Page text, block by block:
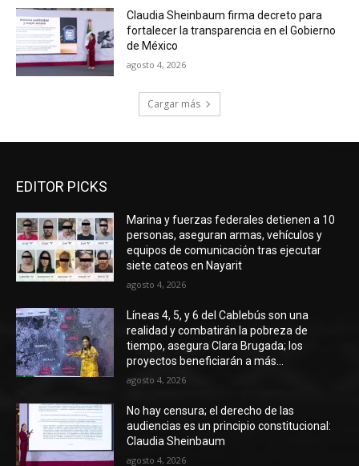
Claudia Sheinbaum firma decreto para
fortalecer la transparencia en el Gobierno
de México
agosto 4, 2026
Cargar más
EDITOR PICKS
Marina y fuerzas federales detienen a 10
personas, aseguran armas, vehículos y
equipos de comunicación tras ejecutar
siete cateos en Nayarit
agosto 4, 2026
Líneas 4, 5, y 6 del Cablebús son una
realidad y combatirán la pobreza de
tiempo, asegura Clara Brugada; los
proyectos beneficiarán a más...
agosto 4, 2026
No hay censura; el derecho de las
audiencias es un principio constitucional:
Claudia Sheinbaum
agosto 4, 2026